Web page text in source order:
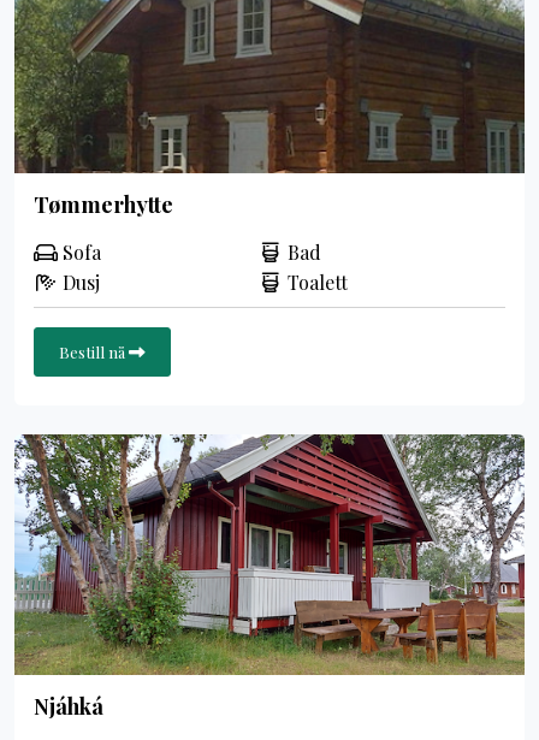
Tømmerhytte
Sofa
Bad
Dusj
Toalett
Bestill nå
Njáhká